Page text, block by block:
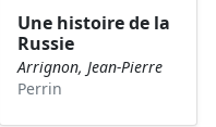
Une histoire de la
Russie
Arrignon, Jean-Pierre
Perrin